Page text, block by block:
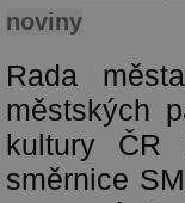
noviny
Rada
městských
kultury ČR
směrnice